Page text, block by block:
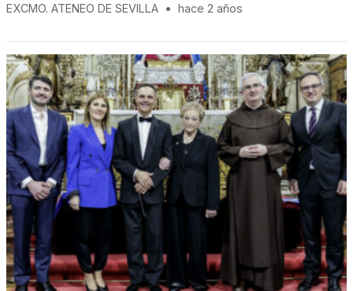
EXCMO. ATENEO DE SEVILLA • hace 2 años